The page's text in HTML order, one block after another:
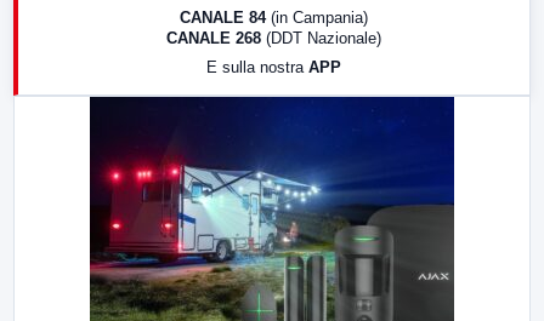
CANALE 84 (in Campania)
CANALE 268 (DDT Nazionale)
E sulla nostra APP